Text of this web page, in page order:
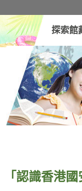
探索館
「認識香港